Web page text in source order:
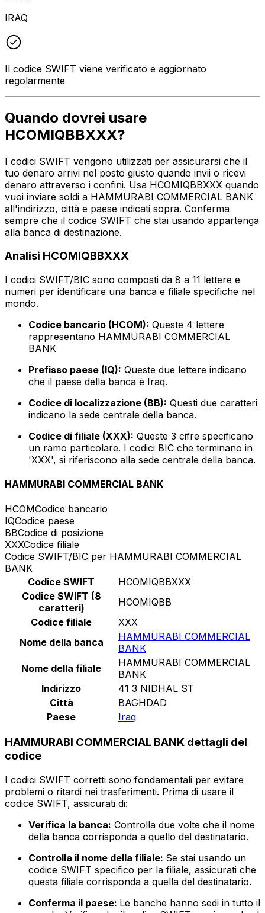
IRAQ
Il codice SWIFT viene verificato e aggiornato
regolarmente
Quando dovrei usare
HCOMIQBBXXX?
I codici SWIFT vengono utilizzati per assicurarsi che il
tuo denaro arrivi nel posto giusto quando invii o ricevi
denaro attraverso i confini. Usa HCOMIQBBXXX quando
vuoi inviare soldi a HAMMURABI COMMERCIAL BANK
all'indirizzo, città e paese indicati sopra. Conferma
sempre che il codice SWIFT che stai usando appartenga
alla banca di destinazione.
Analisi HCOMIQBBXXX
I codici SWIFT/BIC sono composti da 8 a 11 lettere e
numeri per identificare una banca e filiale specifiche nel
mondo.
Codice bancario (HCOM): Queste 4 lettere
rappresentano HAMMURABI COMMERCIAL
BANK
Prefisso paese (IQ): Queste due lettere indicano
che il paese della banca è Iraq.
Codice di localizzazione (BB): Questi due caratteri
indicano la sede centrale della banca.
Codice di filiale (XXX): Queste 3 cifre specificano
un ramo particolare. I codici BIC che terminano in
'XXX', si riferiscono alla sede centrale della banca.
HAMMURABI COMMERCIAL BANK
HCOMCodice bancario
IQCodice paese
BBCodice di posizione
XXXCodice filiale
Codice SWIFT/BIC per HAMMURABI COMMERCIAL
BANK
Codice SWIFT
HCOMIQBBXXX
Codice SWIFT (8
caratteri)
HCOMIQBB
Codice filiale
XXX
Nome della banca
HAMMURABI COMMERCIAL
BANK
Nome della filiale
HAMMURABI COMMERCIAL
BANK
Indirizzo
41 3 NIDHAL ST
Città
BAGHDAD
Paese
Iraq
HAMMURABI COMMERCIAL BANK dettagli del
codice
I codici SWIFT corretti sono fondamentali per evitare
problemi o ritardi nei trasferimenti. Prima di usare il
codice SWIFT, assicurati di:
Verifica la banca: Controlla due volte che il nome
della banca corrisponda a quello del destinatario.
Controlla il nome della filiale: Se stai usando un
codice SWIFT specifico per la filiale, assicurati che
questa filiale corrisponda a quella del destinatario.
Conferma il paese: Le banche hanno sedi in tutto il